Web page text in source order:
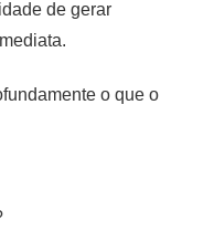
de gerar
o que o